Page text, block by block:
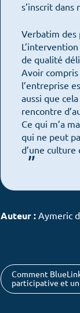
s’inscrit
Verbatim des
de qualité
Avoir compris
l’entreprise
aussi que
rencontre
Ce qui m’a
qui ne peut
d’une culture
Auteur : Aymeric
Comment
participative et